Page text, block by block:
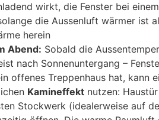
wirkt, die Fenster bei
die Aussenluft wärmer ist
herein
Abend: Sobald die
nach Sonnenuntergang –
offenes Treppenhaus hat, kann
Kamineffekt nutzen:
Stockwerk (idealerweise auf